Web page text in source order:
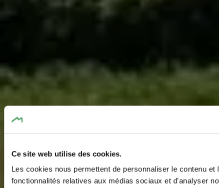
Ce site web utilise des cookies.
Les cookies nous permettent de personnaliser le contenu
fonctionnalités relatives aux médias sociaux et d'analyser